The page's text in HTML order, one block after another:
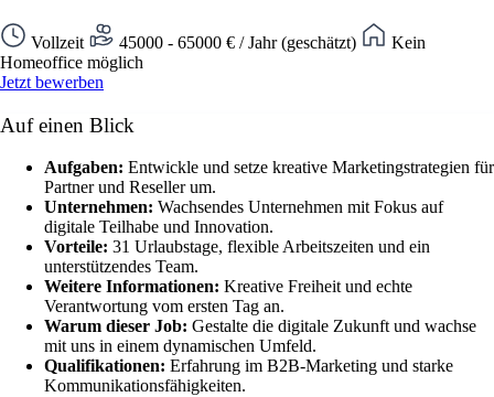
Vollzeit 45000 - 65000 € / Jahr (geschätzt)
Kein
Homeoffice möglich
Jetzt bewerben
Auf einen Blick
Aufgaben: Entwickle und setze kreative Marketingstrategien für
Partner und Reseller um.
Unternehmen: Wachsendes Unternehmen mit Fokus auf
digitale Teilhabe und Innovation.
Vorteile: 31 Urlaubstage, flexible Arbeitszeiten und ein
unterstützendes Team.
Weitere Informationen: Kreative Freiheit und echte
Verantwortung vom ersten Tag an.
Warum dieser Job: Gestalte die digitale Zukunft und wachse
mit uns in einem dynamischen Umfeld.
Qualifikationen: Erfahrung im B2B-Marketing und starke
Kommunikationsfähigkeiten.